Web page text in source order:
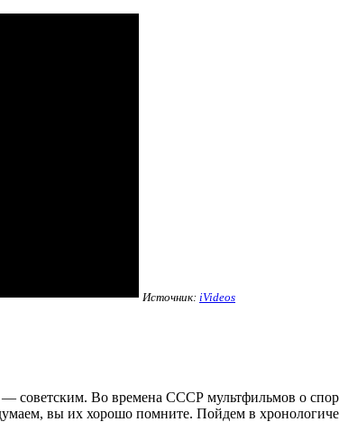
Источник: iVideos
Во времена СССР мультфильмов о
вы их хорошо помните. Пойдем в